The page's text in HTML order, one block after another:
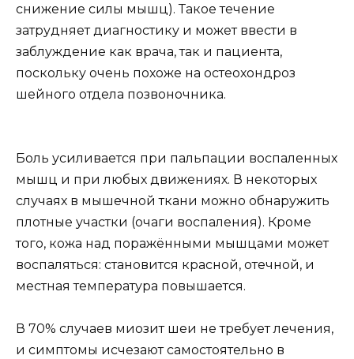
снижение силы мышц). Такое течение
затрудняет диагностику и может ввести в
заблуждение как врача, так и пациента,
поскольку очень похоже на остеохондроз
шейного отдела позвоночника.
Боль усиливается при пальпации воспаленных
мышц и при любых движениях. В некоторых
случаях в мышечной ткани можно обнаружить
плотные участки (очаги воспаления). Кроме
того, кожа над поражёнными мышцами может
воспаляться: становится красной, отечной, и
местная температура повышается.
В 70% случаев миозит шеи не требует лечения,
и симптомы исчезают самостоятельно в